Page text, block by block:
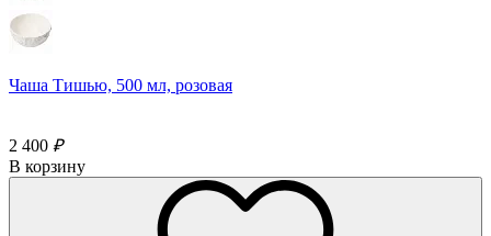
Чаша Тишью, 500 мл, розовая
2 400 ₽
В корзину